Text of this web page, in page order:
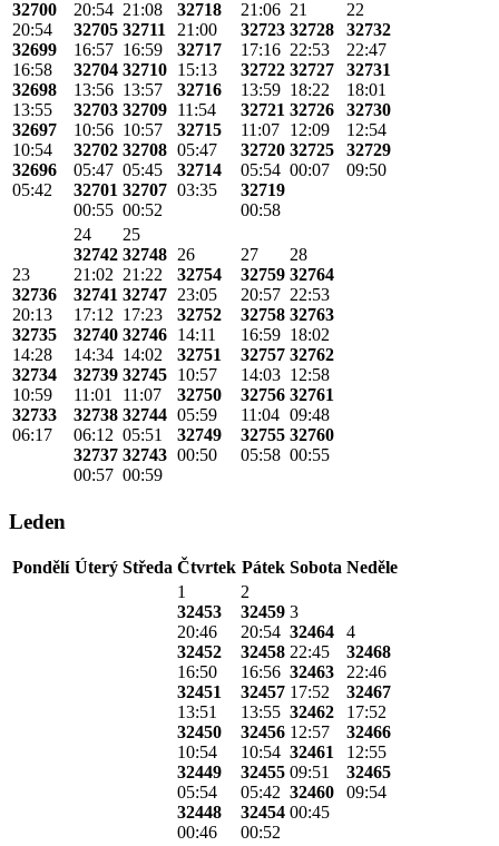
32700
20:54
32699
16:58
32698
13:55
32697
10:54
32696
05:42
20:54
32705
16:57
32704
13:56
32703
10:56
32702
05:47
32701
00:55
21:08
32711
16:59
32710
13:57
32709
10:57
32708
05:45
32707
00:52
32718
21:00
32717
15:13
32716
11:54
32715
05:47
32714
03:35
21:06
32723
17:16
32722
13:59
32721
11:07
32720
05:54
32719
00:58
21
32728
22:53
32727
18:22
32726
12:09
32725
00:07
22
32732
22:47
32731
18:01
32730
12:54
32729
09:50
23
32736
20:13
32735
14:28
32734
10:59
32733
06:17
24
32742
21:02
32741
17:12
32740
14:34
32739
11:01
32738
06:12
32737
00:57
25
32748
21:22
32747
17:23
32746
14:02
32745
11:07
32744
05:51
32743
00:59
26
32754
23:05
32752
14:11
32751
10:57
32750
05:59
32749
00:50
27
32759
20:57
32758
16:59
32757
14:03
32756
11:04
32755
05:58
28
32764
22:53
32763
18:02
32762
12:58
32761
09:48
32760
00:55
Leden
Pondělí Úterý Středa Čtvrtek Pátek Sobota Neděle
1
32453
20:46
32452
16:50
32451
13:51
32450
10:54
32449
05:54
32448
00:46
2
32459
20:54
32458
16:56
32457
13:55
32456
10:54
32455
05:42
32454
00:52
3
32464
22:45
32463
17:52
32462
12:57
32461
09:51
32460
00:45
4
32468
22:46
32467
17:52
32466
12:55
32465
09:54